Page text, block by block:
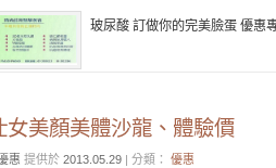
玻尿酸 訂做你的完美臉蛋 優惠
女美顏美體沙龍、體驗價
惠 提供於 2013.05.29 | 分類： 優惠